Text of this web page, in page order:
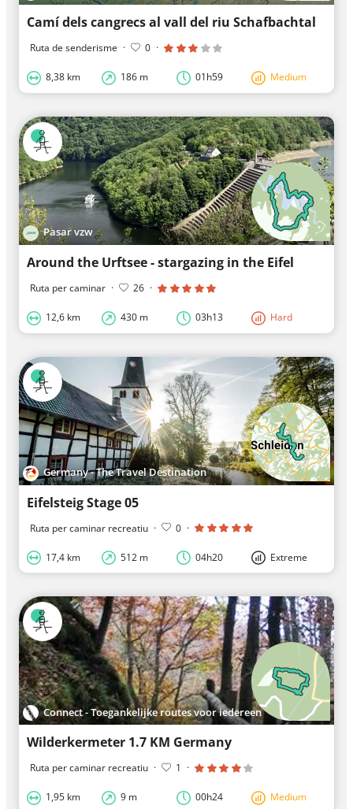
Camí dels cangrecs al vall del riu Schafbachtal
Ruta de senderisme · 0 ·
8,38 km 186 m 01h59 Medium
Pasar vzw
Around the Urftsee - stargazing in the Eifel
Ruta per caminar · 26 ·
12,6 km 430 m 03h13 Hard
Germany - The Travel Destination
Eifelsteig Stage 05
Ruta per caminar recreatiu · 0 ·
17,4 km 512 m 04h20 Extreme
Connect - Toegankelijke routes voor iedereen
Wilderkermeter 1.7 KM Germany
Ruta per caminar recreatiu · 1 ·
1,95 km 9 m 00h24 Medium